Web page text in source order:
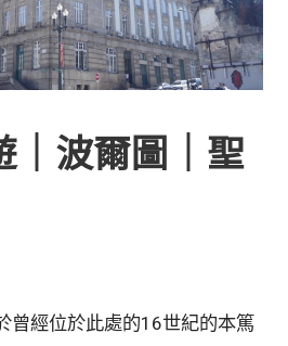
｜波爾圖｜聖
曾經位於此處的16世紀的本篤